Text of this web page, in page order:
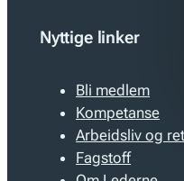
Nyttige linker
Bli medlem
Kompetanse
Arbeidsliv og
Fagstoff